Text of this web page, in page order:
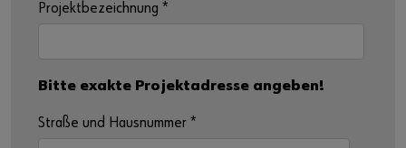
Projektbezeichnung *
Bitte exakte Projektadresse angeben!
Straße und Hausnummer *